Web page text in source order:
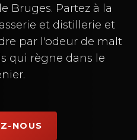
Bruges. Partez à la
et distillerie et
par l'odeur de malt
qui règne dans le
NOUS